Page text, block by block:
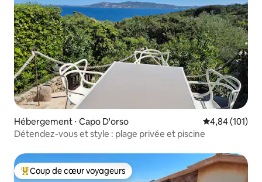
Hébergement ⋅ Capo D'orso Évaluation
4,84 (101)
Détendez-vous et style : plage privée et piscine
Coups de cœur voyageurs les plus appréciés
Coup de cœur voyageurs